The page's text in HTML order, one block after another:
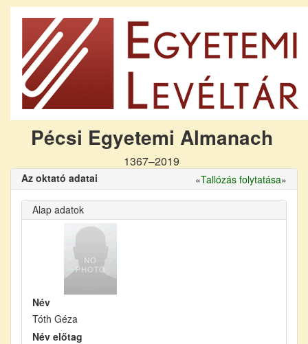
Pécsi Egyetemi Almanach
1367–2019
Az oktató adatai «Tallózás folytatása»
Alap adatok
Név
Tóth Géza
Név előtag